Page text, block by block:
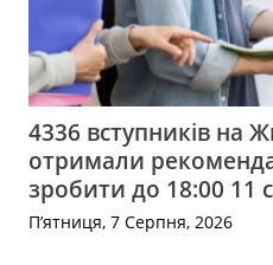
4336 вступників на
отримали
зробити до 18:00 11
П’ятниця, 7 Серпня, 2026